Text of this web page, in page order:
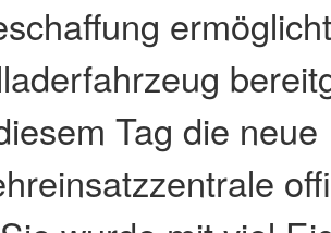
Tag die neue